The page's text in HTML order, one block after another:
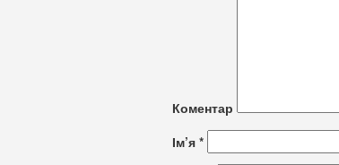
Коментар
Ім’я *